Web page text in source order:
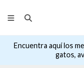
Encuentra aquí los
gatos,